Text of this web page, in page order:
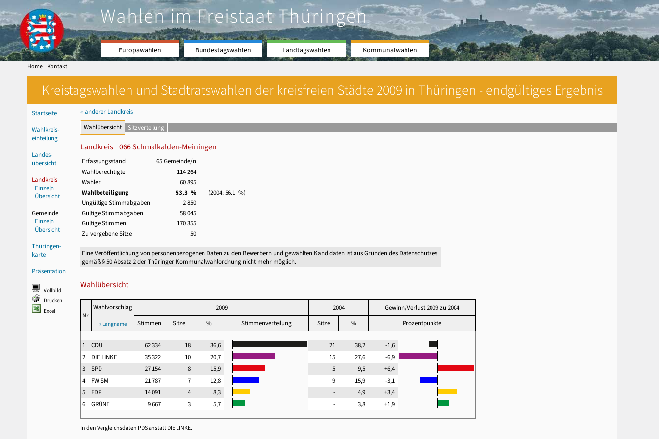
Wahlen im Freistaat Thüringen
Europawahlen Bundestagswahlen Landtagswahlen Kommunalwahlen
Home | Kontakt
Kreistagswahlen und Stadtratswahlen der kreisfreien Städte 2009 in Thüringen - endgültiges Ergebnis
Startseite
Wahlkreis-
einteilung
Landes-
übersicht
Landkreis
Einzeln
Übersicht
Gemeinde
Einzeln
Übersicht
Thüringen-
karte
Präsentation
Vollbild
Drucken
Excel
« anderer Landkreis
Wahlübersicht
Sitzverteilung
Landkreis 066 Schmalkalden-Meiningen
Erfassungsstand
65 Gemeinde/n
Wahlberechtigte
114 264
Wähler
60 895
Wahlbeteiligung
53,3 %
(2004: 56,1 %)
Ungültige Stimmabgaben
2 850
Gültige Stimmabgaben
58 045
Gültige Stimmen
170 355
Zu vergebene Sitze
50
Eine Veröffentlichung von personenbezogenen Daten zu den Bewerbern und gewählten Kandidaten ist aus Gründen des Datenschutzes
gemäß § 50 Absatz 2 der Thüringer Kommunalwahlordnung nicht mehr möglich.
Wahlübersicht
Nr.
Wahlvorschlag
» Langname
2009 2004
Gewinn/Verlust 2009 zu 2004
Stimmen
Sitze % Stimmenverteilung Sitze % Prozentpunkte
1 CDU 62 334 18 36,6 21 38,2
-1,6
2 DIE LINKE 35 322 10 20,7 15 27,6
-6,9
3 SPD 27 154 8 15,9 5 9,5
+6,4
4 FW SM 21 787 7 12,8 9 15,9
-3,1
5 FDP 14 091 4 8,3 - 4,9
+3,4
6 GRÜNE 9 667 3 5,7 - 3,8 +1,9
In den Vergleichsdaten PDS anstatt DIE LINKE.